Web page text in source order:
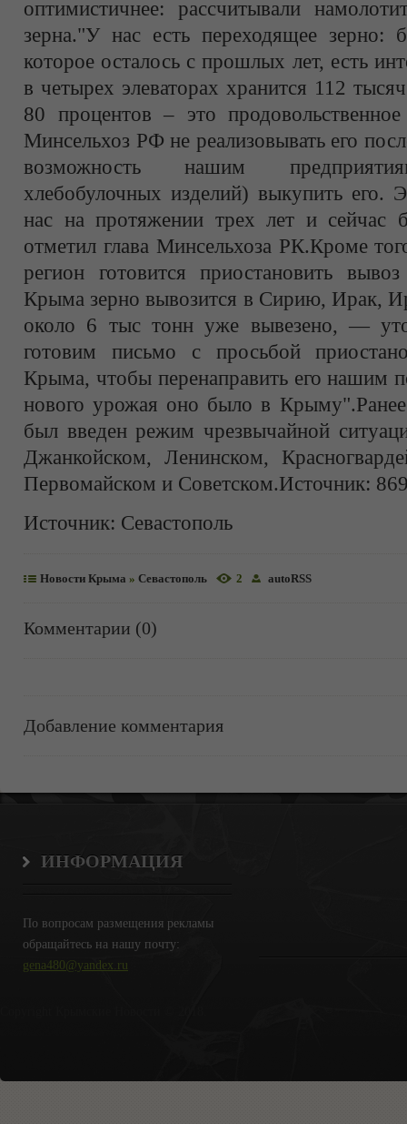
оптимистичнее: рассчитывали
зерна."У нас есть переходящее зерно:
которое осталось с прошлых лет, есть
в четырех элеваторах хранится 112
80 процентов – это
Минсельхоз РФ не реализовывать его
возможность нашим
хлебобулочных изделий) выкупить его.
нас на протяжении трех лет и сейчас
отметил глава Минсельхоза РК.Кроме
регион готовится приостановить
Крыма зерно вывозится в Сирию, Ирак,
около 6 тыс тонн уже вывезено, —
готовим письмо с просьбой
Крыма, чтобы перенаправить его нашим
нового урожая оно было в
был введен режим чрезвычайной
Джанкойском, Ленинском,
Первомайском и Советском.Источник:
Источник: Севастополь
Новости Крыма » Севастополь 2 autoRSS
Комментарии (0)
Добавление комментария
ИНФОРМАЦИЯ
По вопросам размещения рекламы
обращайтесь на нашу почту:
gena480@yandex.ru